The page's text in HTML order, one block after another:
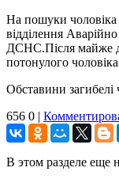
На пошуки чоловіка
відділення
ДСНС.Після майже
потонулого
Обставини загибелі
656 0 |
В этом разделе еще